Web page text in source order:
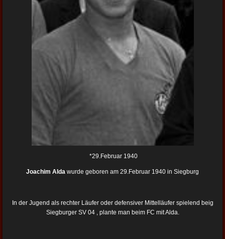
*29.Februar 1940
Joachim Alda wurde geboren am 29.Februar 1940 in Siegburg
In der Jugend als rechter Läufer oder defensiver Mittelläufer spielend beig
Siegburger SV 04 , plante man beim FC mit Alda.